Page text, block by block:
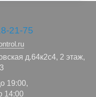
21-75
д.64к2с4, 2 этаж,
19:00,
14:00